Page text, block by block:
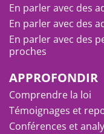
En parler avec des
En parler avec des
En parler avec des
proches
APPROFONDIR
Comprendre la loi
Témoignages et
Conférences et